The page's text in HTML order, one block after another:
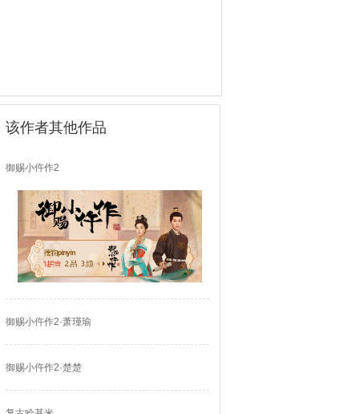
该作者其他作品
御赐小仵作2
御赐小仵作2·萧瑾瑜
御赐小仵作2·楚楚